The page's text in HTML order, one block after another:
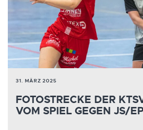
31. MÄRZ 2025
FOTOSTRECKE DER
VOM SPIEL GEGEN JS/